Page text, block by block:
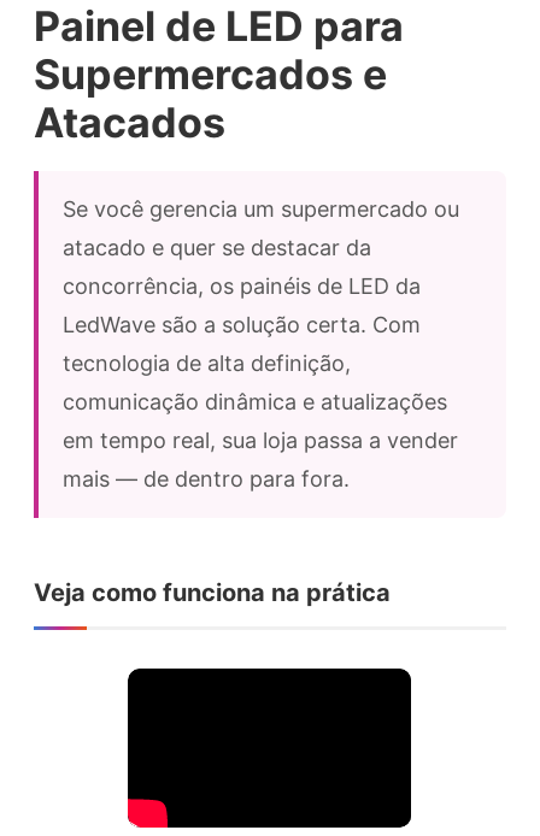
Painel de LED para
Supermercados e
Atacados
Se você gerencia um supermercado ou
atacado e quer se destacar da
concorrência, os painéis de LED da
LedWave são a solução certa. Com
tecnologia de alta definição,
comunicação dinâmica e atualizações
em tempo real, sua loja passa a vender
mais — de dentro para fora.
Veja como funciona na prática